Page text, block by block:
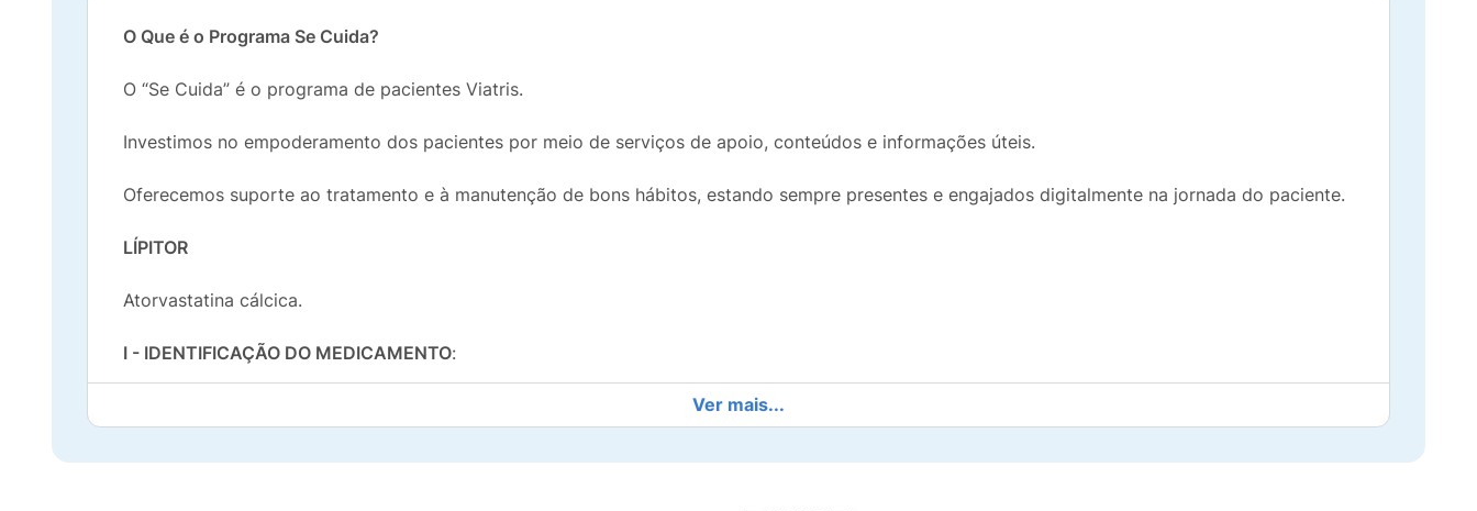
O Que é o Programa Se Cuida?
O “Se Cuida” é o programa de pacientes Viatris.
Investimos no empoderamento dos pacientes por meio de serviços de apoio, conteúdos e informações úteis.
Oferecemos suporte ao tratamento e à manutenção de bons hábitos, estando sempre presentes e engajados digitalmente na jornada do paciente.
LÍPITOR
Atorvastatina cálcica.
I - IDENTIFICAÇÃO DO MEDICAMENTO:
Nome genérico: Atorvastatina cálcica.
Ver mais...